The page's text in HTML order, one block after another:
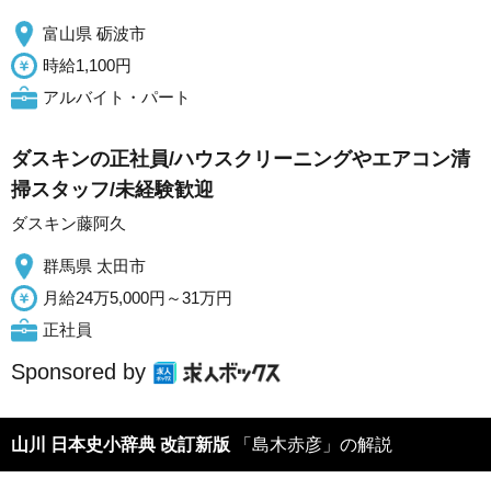
富山県 砺波市
時給1,100円
アルバイト・パート
ダスキンの正社員/ハウスクリーニングやエアコン清
掃スタッフ/未経験歓迎
ダスキン藤阿久
群馬県 太田市
月給24万5,000円～31万円
正社員
Sponsored by
山川 日本史小辞典 改訂新版 「島木赤彦」の解説